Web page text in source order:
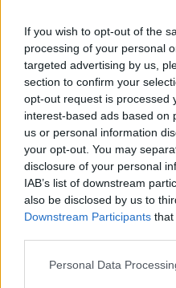
If you wish to opt-out of the
processing of your personal
targeted advertising by us,
section to confirm your
opt-out request is processed
interest-based ads based on
us or personal information
your opt-out. You may
disclosure of your personal
IAB’s list of downstream
also be disclosed by us to
Downstream Participants that
Personal Data
DockPsy: Molto
20 Maggio 2018 alle ore 17:32
·Ti stimo·Rispondi
cavaonde: